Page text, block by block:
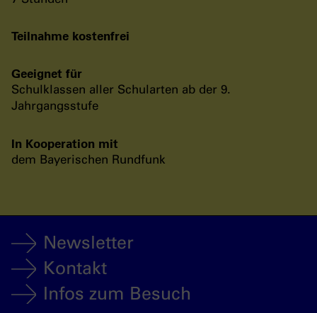
Teilnahme kostenfrei
Geeignet für
Schulklassen aller Schularten ab der 9.
Jahrgangsstufe
In Kooperation mit
dem Bayerischen Rundfunk
Newsletter
Kontakt
Infos zum Besuch